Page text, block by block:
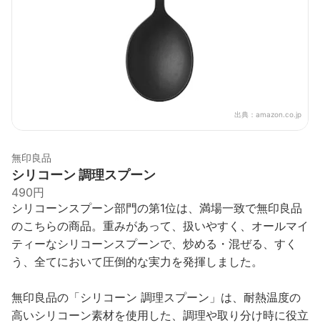
出典： amazon.co.jp
無印良品
シリコーン 調理スプーン
490円
シリコーンスプーン部門の第1位は、満場一致で無印良品
のこちらの商品。重みがあって、扱いやすく、オールマイ
ティーなシリコーンスプーンで、炒める・混ぜる、すく
う、全てにおいて圧倒的な実力を発揮しました。
無印良品の「シリコーン 調理スプーン」は、耐熱温度の
高いシリコーン素材を使用した、調理や取り分け時に役立